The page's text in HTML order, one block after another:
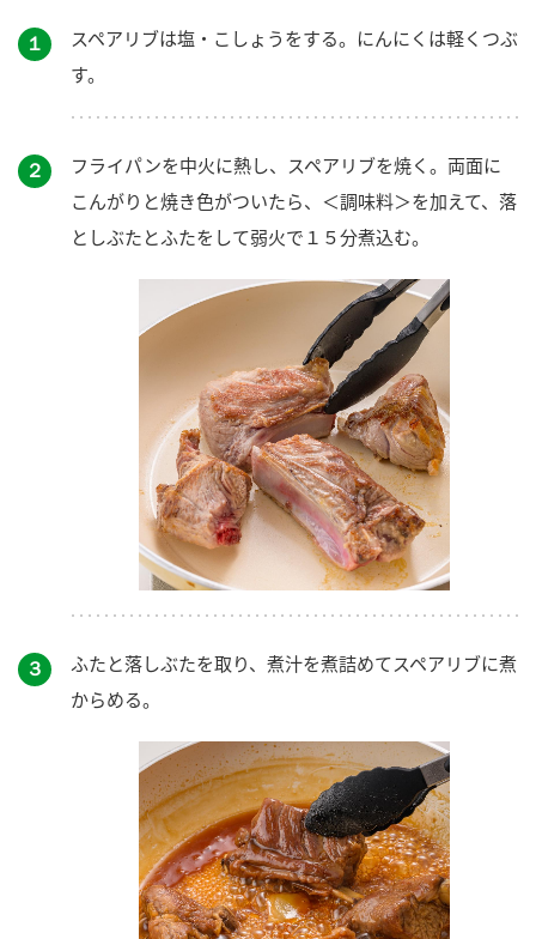
１
スペアリブは塩・こしょうをする。にんにくは軽くつぶ
す。
２
フライパンを中火に熱し、スペアリブを焼く。両面に
こんがりと焼き色がついたら、＜調味料＞を加えて、落
としぶたとふたをして弱火で１５分煮込む。
３
ふたと落しぶたを取り、煮汁を煮詰めてスペアリブに煮
からめる。